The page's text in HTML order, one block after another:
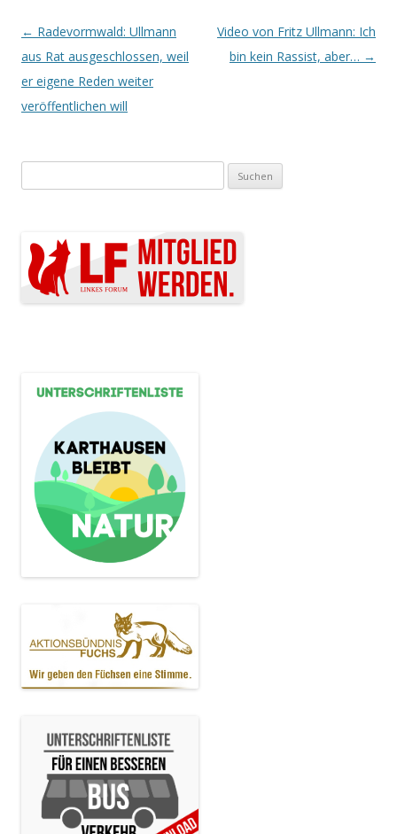
Artikel-Navigation
← Radevormwald: Ullmann
aus Rat ausgeschlossen, weil
er eigene Reden weiter
veröffentlichen will
Video von Fritz Ullmann: Ich
bin kein Rassist, aber… →